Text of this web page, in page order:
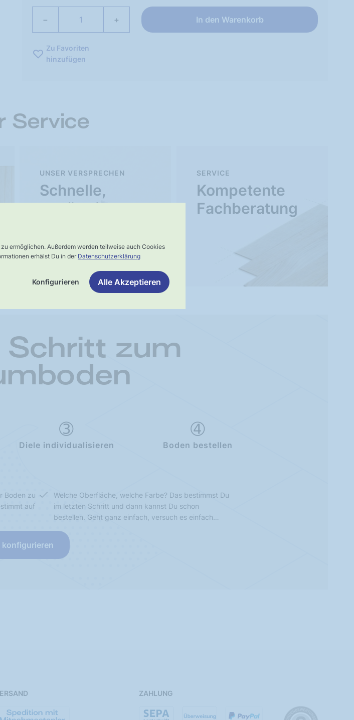
ermöglichen. Außerdem werden teilweise auch Cookies
erhälst Du in der Datenschutzerklärung
Konfigurieren Alle Akzeptieren
− + In den Warenkorb
Zu Favoriten
hinzufügen
Service
Schnelle,
verlässliche
UNSER VERSPRECHEN
Kompetente
Fachberatung
SERVICE
zum
Diele individualisieren Boden bestellen
Boden zu
auf
Welche Oberfläche, welche Farbe? Das bestimmst Du
im letzten Schritt und dann kannst Du schon
bestellen. Geht ganz einfach, versuch es einfach…
konfigurieren
ZAHLUNG